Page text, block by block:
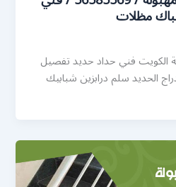
مظلات
الكويت فني حداد حديد تفصيل
الحديد سلم درابزين شبابيك